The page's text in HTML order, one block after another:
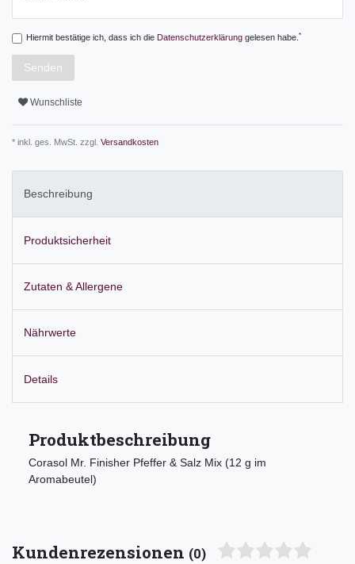
Hiermit bestätige ich, dass ich die Daten­schutz­erklärunggelesen habe. *
Senden
Wunschliste
* inkl. ges. MwSt. zzgl. Versandkosten
Beschreibung
Produktsicherheit
Zutaten & Allergene
Nährwerte
Details
Produktbeschreibung
Corasol Mr. Finisher Pfeffer & Salz Mix (12 g im
Aromabeutel)
Kundenrezensionen (0)